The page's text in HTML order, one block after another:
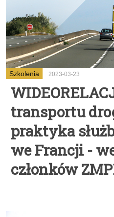
Szkolenia 2023-03-23
transportu
praktyka
we Francji -
członków